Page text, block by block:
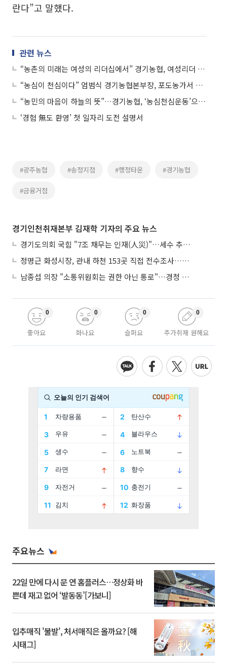
란다”고 말했다.
관련 뉴스
“농촌의 미래는 여성의 리더십에서” 경기농협, 여성리더 아카데미 수료식
“농심이 천심이다” 엄범식 경기농협본부장, 포도농가서 구슬땀 봉사
“농민의 마음이 하늘의 뜻”…경기농협, ‘농심천심운동’으로 지속가능 농업 결의
‘경험 無도 환영’ 첫 일자리 도전 설명서
#광주농협 #송정지점 #행정타운 #경기농협
#금융거점
경기인천취재본부 김재학 기자의 주요 뉴스
경기도의회 국힘 "7조 채무는 인재(人災)"…세수 추계 조작 의혹 제기
정명근 화성시장, 관내 하천 153곳 직접 전수조사…불법시설 정비
남종섭 의장 "소통위원회는 권한 아닌 통로"…경청 의회 만든다
좋아요
0
화나요
0
슬퍼요
0
추가취재 원해요
0
주요뉴스
22일 만에 다시 문 연 홈플러스…정상화 바
쁜데 재고 없어 ‘발동동’[가보니]
입추매직 '불발', 처서매직은 올까요? [해
시태그]